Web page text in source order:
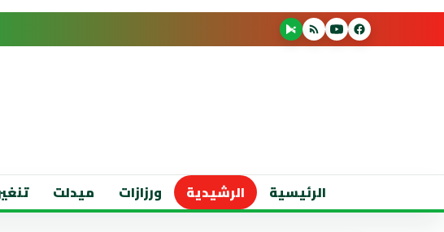
الرئيسية الرشيدية ورزازات ميدلت